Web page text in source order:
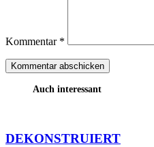
Kommentar *
Auch interessant
DEKONSTRUIERT